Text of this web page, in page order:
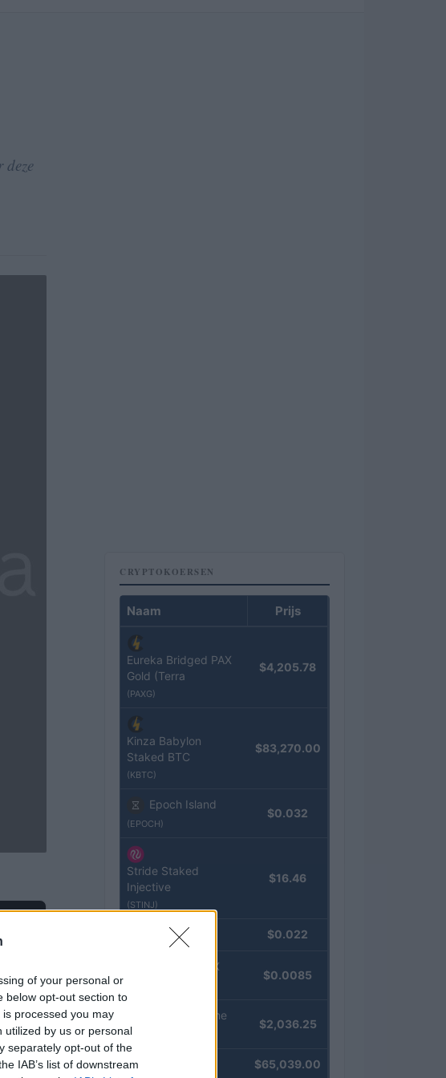
of your personal or
below opt-out section to
processed you may
utilized by us or personal
separately opt-out of the
IAB’s list of downstream
deze
CRYPTOKOERSEN
Naam Prijs
Eureka Bridged PAX
Gold (Terra
(PAXG)
$4,205.78
Kinza Babylon
Staked BTC
(KBTC)
$83,270.00
Epoch Island
(EPOCH)
$0.032
Stride Staked
Injective
(STINJ)
$16.46
JDB (JDB) $0.022
FibSwap DEX
$0.0085
kpk ETH Prime
(KPK ETH PRIME)
$2,036.25
$65,039.00